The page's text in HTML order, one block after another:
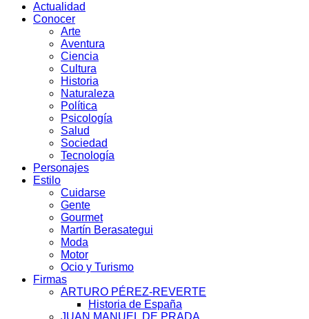
Actualidad
Conocer
Arte
Aventura
Ciencia
Cultura
Historia
Naturaleza
Política
Psicología
Salud
Sociedad
Tecnología
Personajes
Estilo
Cuidarse
Gente
Gourmet
Martín Berasategui
Moda
Motor
Ocio y Turismo
Firmas
ARTURO PÉREZ-REVERTE
Historia de España
JUAN MANUEL DE PRADA